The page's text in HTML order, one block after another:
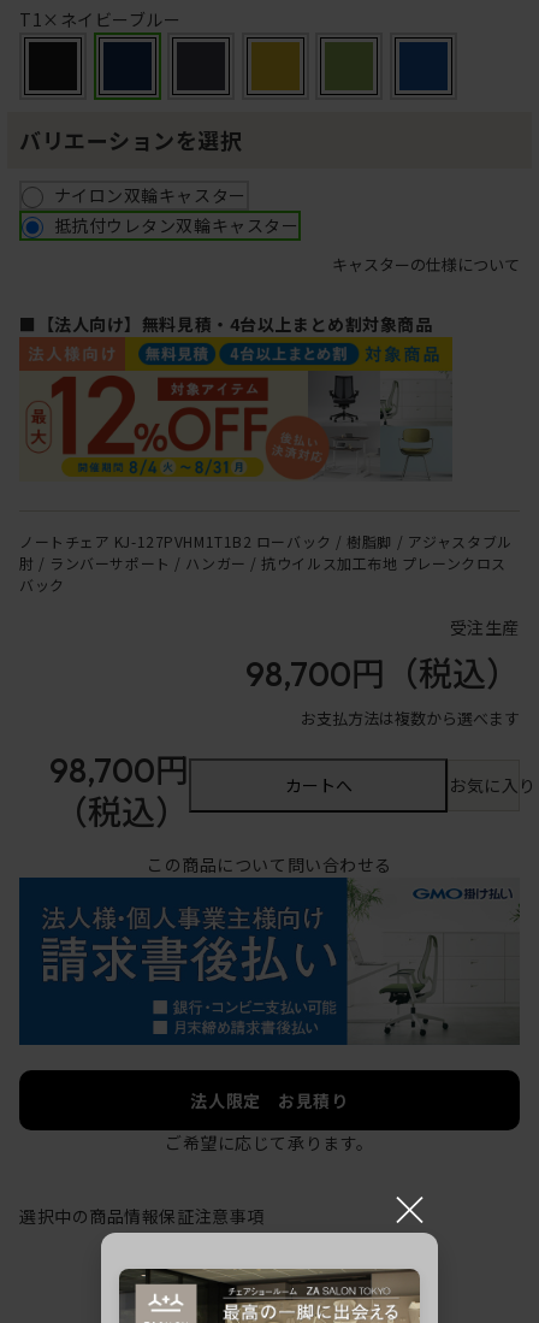
T1×ネイビーブルー
バリエーションを選択
ナイロン双輪キャスター
抵抗付ウレタン双輪キャスター
キャスターの仕様について
■【法人向け】無料見積・4台以上まとめ割対象商品
ノートチェア KJ-127PVHM1T1B2 ローバック / 樹脂脚 / アジャスタブル
肘 / ランバーサポート / ハンガー / 抗ウイルス加工布地 プレーンクロス
バック
受注生産
98,700円 （税込）
お支払方法は複数から選べます
98,700円
（税込）
カートへ お気に入
この商品について問い合わせる
法人限定 お見積り
ご希望に応じて承ります。
選択中の商品情報保証注意事項 ×